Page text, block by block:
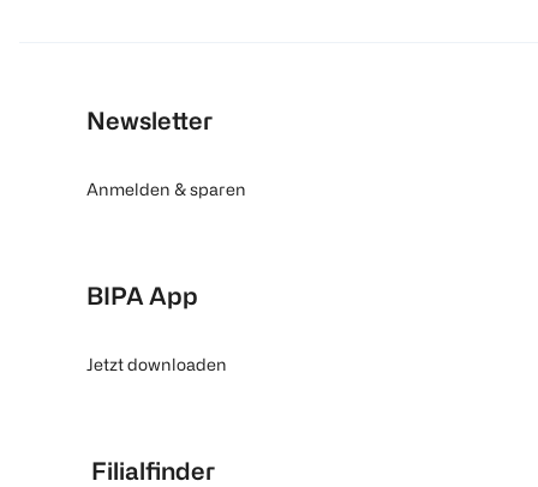
Newsletter
Anmelden & sparen
BIPA App
Jetzt downloaden
Filialfinder